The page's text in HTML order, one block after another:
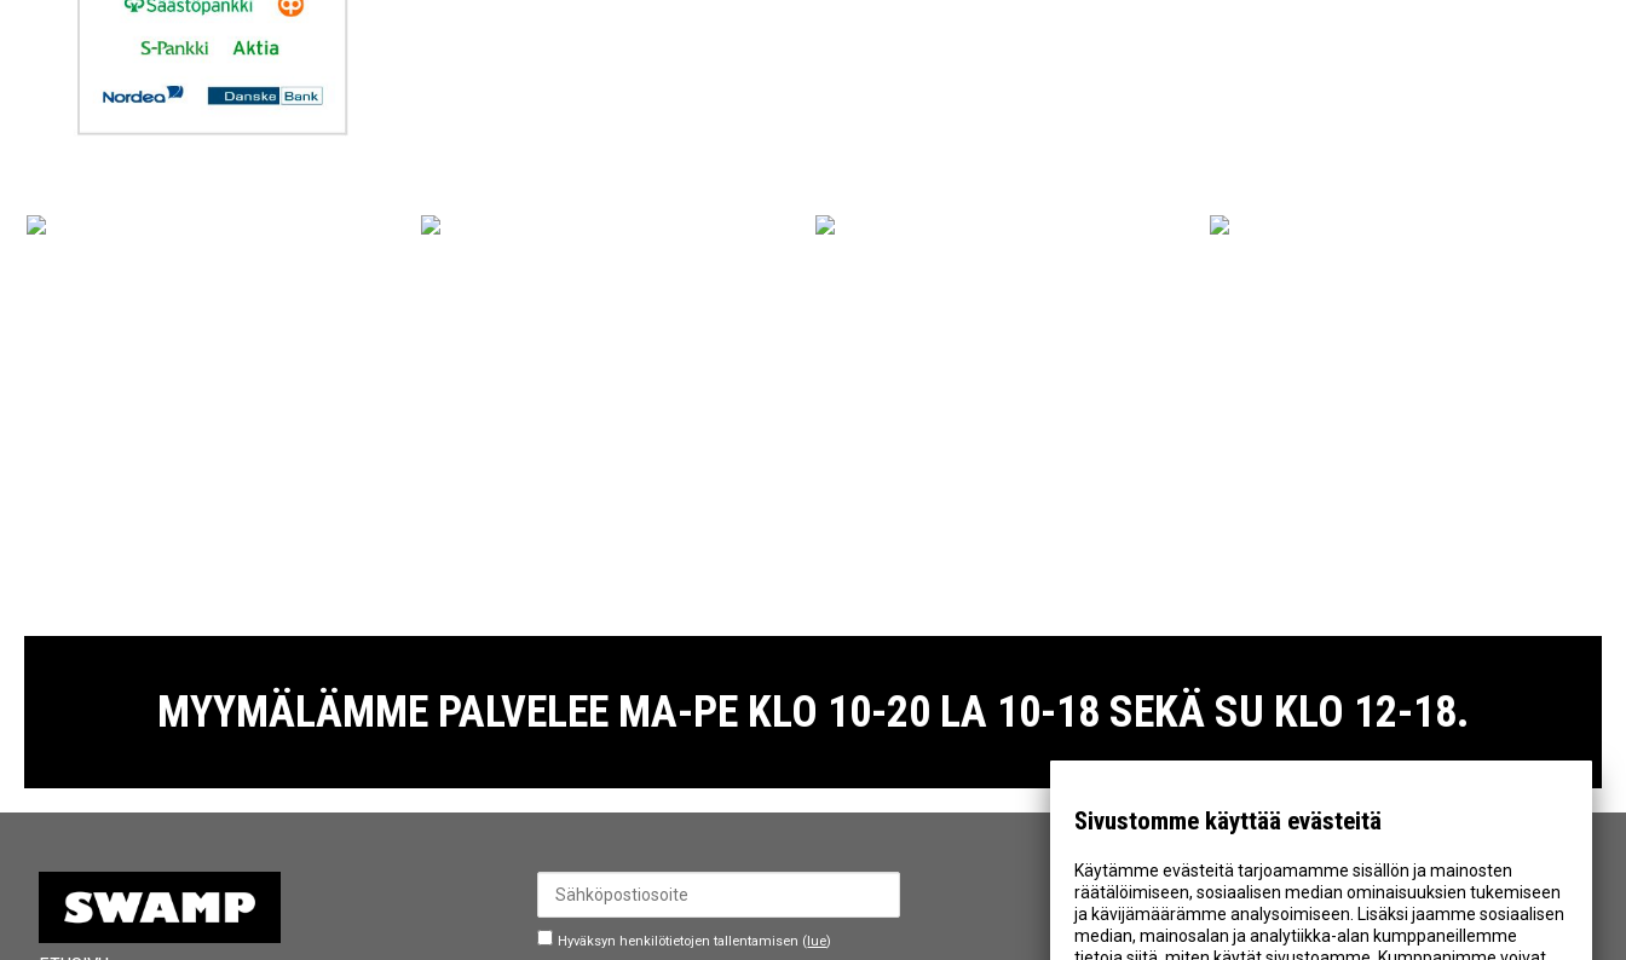
Sivustomme käyttää evästeitä
Käytämme evästeitä tarjoamamme sisällön ja mainosten
räätälöimiseen, sosiaalisen median ominaisuuksien tukemiseen
ja kävijämäärämme analysoimiseen. Lisäksi jaamme sosiaalisen
median, mainosalan ja analytiikka-alan kumppaneillemme
MYYMÄLÄMME PALVELEE MA-PE KLO 10-20 LA 10-18 SEKÄ SU KLO 12-18.
Hyväksyn henkilötietojen tallentamisen ( lue)
SEURAA MEITÄ